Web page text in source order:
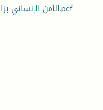
الأمن الإنساني بزاوية الهامل وآلـياته 1862-1920م.pdf